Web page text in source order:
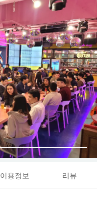
이용정보 리뷰